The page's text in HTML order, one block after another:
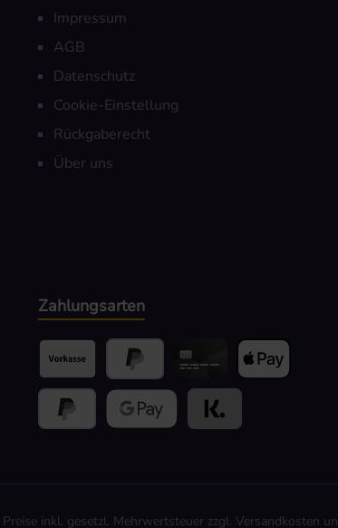
Impressum
AGB
Datenschutz
Cookie-Einstellung
Rückgaberecht
Über uns
Zahlungsarten
Vorkasse PayPal Kredit- oder Debitkarte
Apple Pay
inkl. gesetzl. Mehrwertsteuer zzgl. Versandkosten